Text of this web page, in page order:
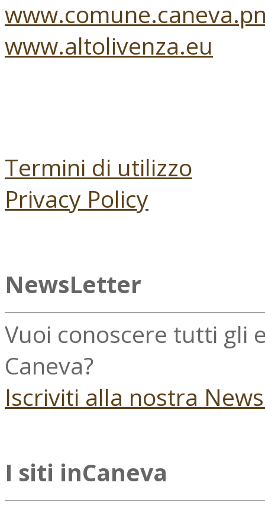
www.altolivenza.eu
Termini di utilizzo
Privacy Policy
NewsLetter
Vuoi conoscere tutti gli
Caneva?
Iscriviti alla nostra
I siti inCaneva